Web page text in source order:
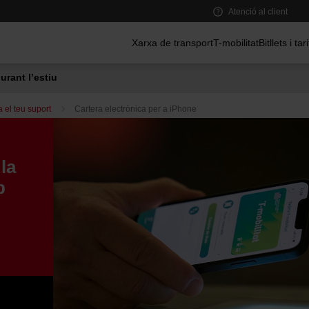
Atenció al client
Xarxa de transportT-mobilitatBitllets i
l’estiu
el teu suport Cartera electrònica per a iPhone